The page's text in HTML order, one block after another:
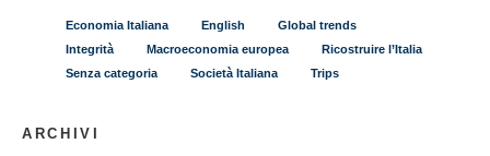
Economia Italiana English
Global trends
Integrità
Macroeconomia europea
Ricostruire l’Italia
Senza categoria
Società Italiana Trips
ARCHIVI